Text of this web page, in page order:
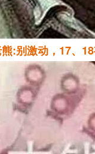
:别激动， 17、